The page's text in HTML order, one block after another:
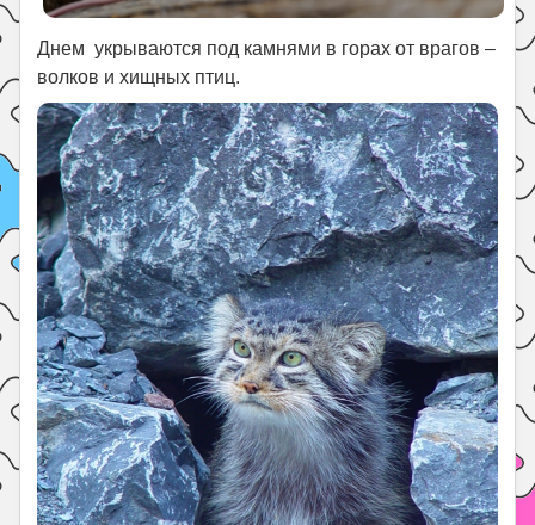
Днем укрываются под камнями в горах от врагов –
волков и хищных птиц.